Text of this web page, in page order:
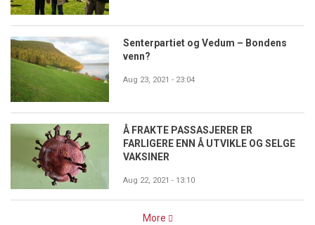
Senterpartiet og Vedum – Bondens
venn?
Aug 23, 2021 - 23:04
Å FRAKTE PASSASJERER ER
FARLIGERE ENN Å UTVIKLE OG SELGE
VAKSINER
Aug 22, 2021 - 13:10
More